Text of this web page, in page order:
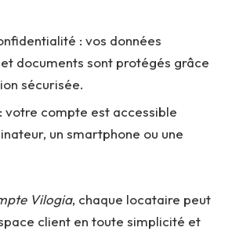
: vos données
documents sont protégés grâce
sécurisée.
votre compte est accessible
un smartphone ou une
Vilogia, chaque locataire peut
client en toute simplicité et